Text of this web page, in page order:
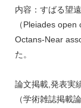
内容：すばる望
（Pleiades
Octans-Near
た。
論文掲載,発表実
（学術雑誌掲載論